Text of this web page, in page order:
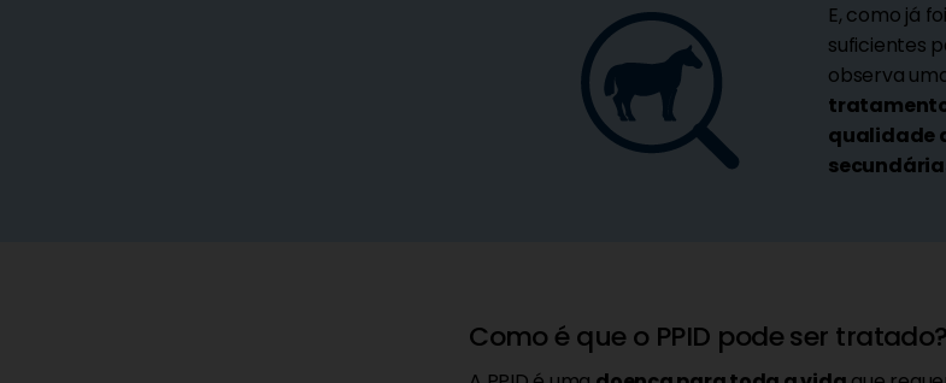
E, como já
suficientes
observa
qualidade
Como é que o PPID pode ser tratado?